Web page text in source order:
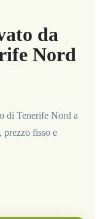
da
Nord
di Tenerife Nord a
prezzo fisso e